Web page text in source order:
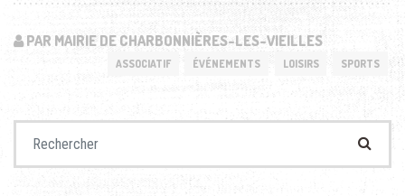
PAR MAIRIE DE CHARBONNIÈRES-LES-VIEILLES
ASSOCIATIF ÉVÉNEMENTS LOISIRS SPORTS